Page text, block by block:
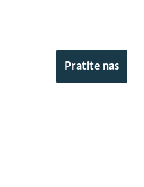
Pratite nas